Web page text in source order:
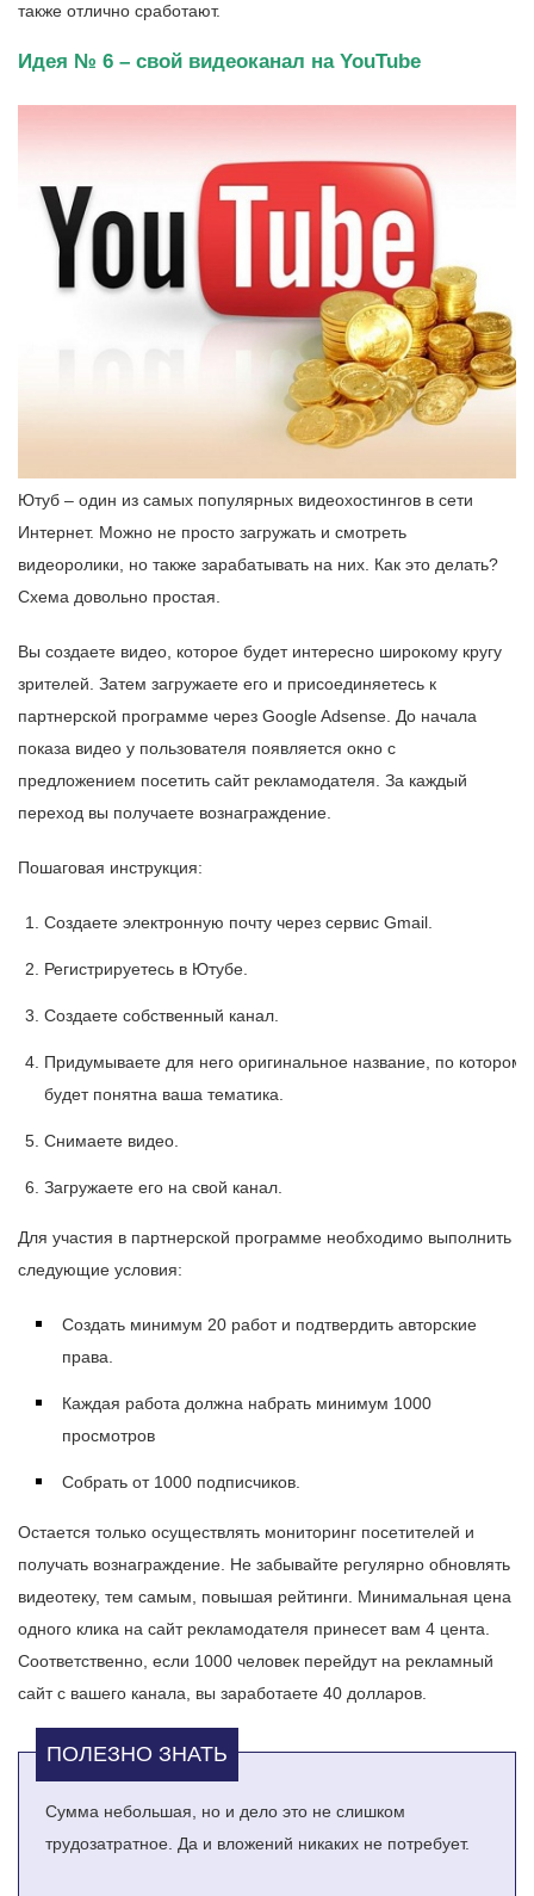
также отлично сработают.
Идея № 6 – свой видеоканал на YouTube
Ютуб – один из самых популярных видеохостингов в сети
Интернет. Можно не просто загружать и смотреть
видеоролики, но также зарабатывать на них. Как это делать?
Схема довольно простая.
Вы создаете видео, которое будет интересно широкому кругу
зрителей. Затем загружаете его и присоединяетесь к
партнерской программе через Google Adsense. До начала
показа видео у пользователя появляется окно с
предложением посетить сайт рекламодателя. За каждый
переход вы получаете вознаграждение.
Пошаговая инструкция:
Создаете электронную почту через сервис Gmail.
Регистрируетесь в Ютубе.
Создаете собственный канал.
Придумываете для него оригинальное название, по которому
будет понятна ваша тематика.
Снимаете видео.
Загружаете его на свой канал.
Для участия в партнерской программе необходимо выполнить
следующие условия:
Создать минимум 20 работ и подтвердить авторские
права.
Каждая работа должна набрать минимум 1000
просмотров
Собрать от 1000 подписчиков.
Остается только осуществлять мониторинг посетителей и
получать вознаграждение. Не забывайте регулярно обновлять
видеотеку, тем самым, повышая рейтинги. Минимальная цена
одного клика на сайт рекламодателя принесет вам 4 цента.
Соответственно, если 1000 человек перейдут на рекламный
сайт с вашего канала, вы заработаете 40 долларов.
Сумма небольшая, но и дело это не слишком
трудозатратное. Да и вложений никаких не потребует.